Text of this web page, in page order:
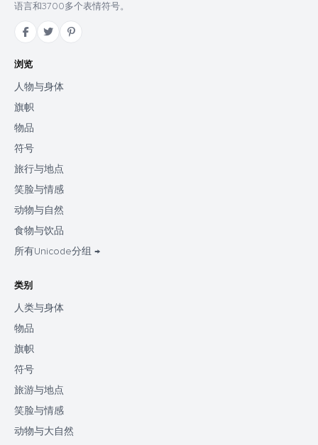
语言和3700多个表情符号。
浏览
人物与身体
旗帜
物品
符号
旅行与地点
笑脸与情感
动物与自然
食物与饮品
所有Unicode分组 →
类别
人类与身体
物品
旗帜
符号
旅游与地点
笑脸与情感
动物与大自然